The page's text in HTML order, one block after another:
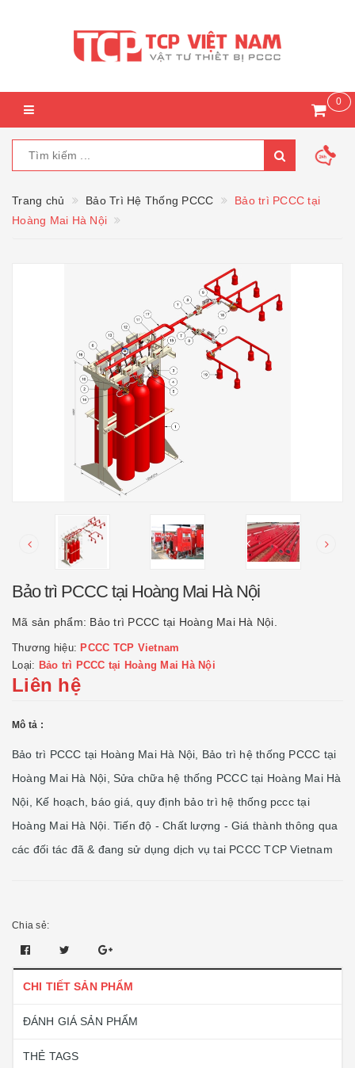
0
Trang chủ Bảo Trì Hệ Thống PCCC
Bảo trì PCCC tại
Hoàng Mai Hà Nội
Bảo trì PCCC tại Hoàng Mai Hà Nội
Mã sản phẩm: Bảo trì PCCC tại Hoàng Mai Hà Nội.
Thương hiệu: PCCC TCP Vietnam
Loại: Bảo trì PCCC tại Hoàng Mai Hà Nội
Liên hệ
Mô tả :
Bảo trì PCCC tại Hoàng Mai Hà Nội, Bảo trì hệ thống PCCC tại
Hoàng Mai Hà Nội, Sửa chữa hệ thống PCCC tại Hoàng Mai Hà
Nội, Kế hoạch, báo giá, quy định bảo trì hệ thống pccc tại
Hoàng Mai Hà Nội. Tiến độ - Chất lượng - Giá thành thông qua
các đối tác đã & đang sử dụng dịch vụ tai PCCC TCP Vietnam
Chia sẻ:
CHI TIẾT SẢN PHẨM
ĐÁNH GIÁ SẢN PHẨM
THẺ TAGS